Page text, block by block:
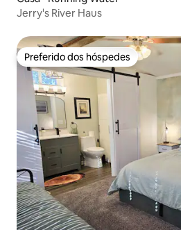
Jerry's River Haus
Preferido dos hóspedes
Preferido dos hóspedes